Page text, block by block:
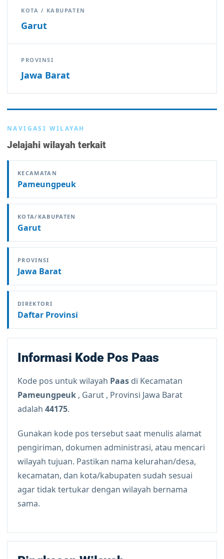
KOTA / KABUPATEN
Garut
PROVINSI
Jawa Barat
NAVIGASI WILAYAH
Jelajahi wilayah terkait
KECAMATAN
Pameungpeuk
KOTA/KABUPATEN
Garut
PROVINSI
Jawa Barat
DIREKTORI
Daftar Provinsi
Informasi Kode Pos Paas
Kode pos untuk wilayah Paas di Kecamatan
Pameungpeuk , Garut , Provinsi Jawa Barat
adalah 44175.
Gunakan kode pos tersebut saat menulis alamat
pengiriman, dokumen administrasi, atau mencari
wilayah tujuan. Pastikan nama kelurahan/desa,
kecamatan, dan kota/kabupaten sudah sesuai
agar tidak tertukar dengan wilayah bernama
sama.